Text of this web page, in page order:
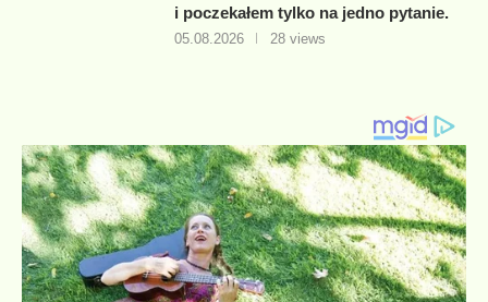
i poczekałem tylko na jedno pytanie.
05.08.2026 28 views